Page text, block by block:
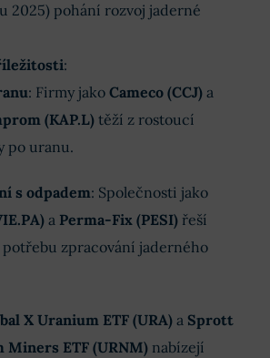
2025) pohání rozvoj jaderné
:
: Firmy jako Cameco (CCJ) a
(KAP.L) těží z rostoucí
po uranu.
s odpadem: Společnosti jako
a Perma-Fix (PESI) řeší
zpracování jaderného
X Uranium ETF (URA)a Sprott
Miners ETF (URNM) nabízejí